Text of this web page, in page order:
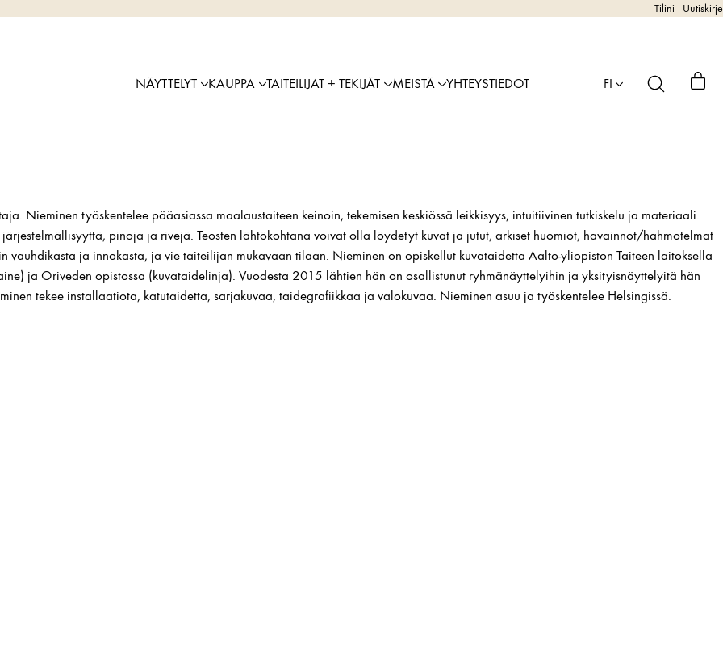
Tilini Uutiskirje
NÄYTTELYT KAUPPA TAITEILIJAT + TEKIJÄT MEISTÄ YHTEYSTIEDOT FI
Nieminen työskentelee pääasiassa maalaustaiteen keinoin, tekemisen keskiössä leikkisyys, intuitiivinen tutkiskelu ja materiaali.
pinoja ja rivejä. Teosten lähtökohtana voivat olla löydetyt kuvat ja jutut, arkiset huomiot, havainnot/hahmotelmat
vauhdikasta ja innokasta, ja vie taiteilijan mukavaan tilaan. Nieminen on opiskellut kuvataidetta Aalto-yliopiston Taiteen laitoksella
ja Oriveden opistossa (kuvataidelinja). Vuodesta 2015 lähtien hän on osallistunut ryhmänäyttelyihin ja yksityisnäyttelyitä hän
tekee installaatiota, katutaidetta, sarjakuvaa, taidegrafiikkaa ja valokuvaa. Nieminen asuu ja työskentelee Helsingissä.